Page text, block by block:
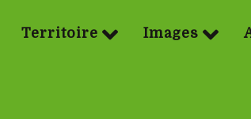
Territoire Images